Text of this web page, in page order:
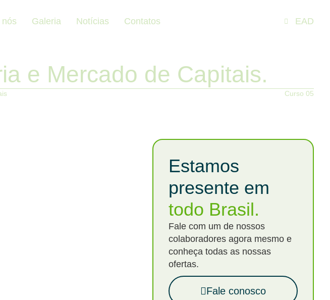
Galeria Notícias Contatos EAD
e Mercado de Capitais.
Curso 05
Estamos
presente em
todo Brasil.
Fale com um de nossos
colaboradores agora mesmo e
conheça todas as nossas
ofertas.
Fale conosco